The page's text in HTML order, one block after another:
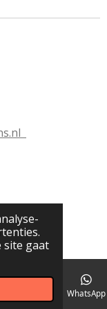
site gaat
WhatsApp